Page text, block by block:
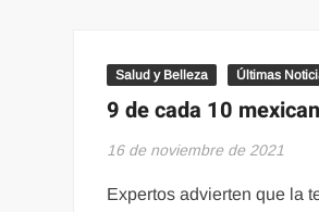
Salud y Belleza Últimas
9 de cada 10
16 de noviembre de 2021
Expertos advierten que la